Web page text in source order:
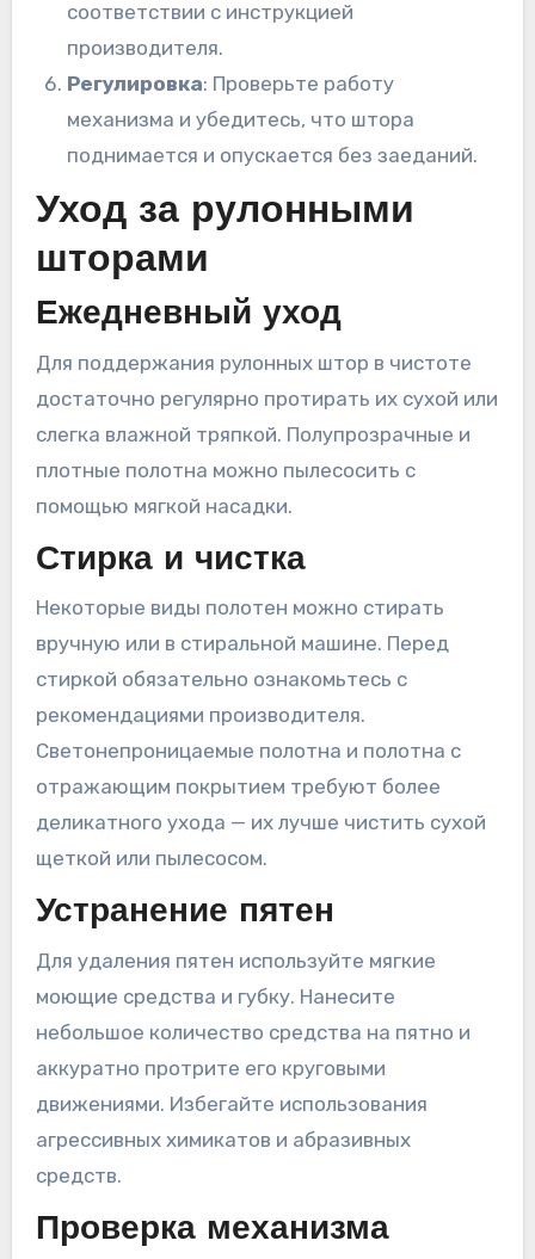
соответствии с инструкцией
производителя.
Регулировка: Проверьте работу
механизма и убедитесь, что штора
поднимается и опускается без заеданий.
Уход за рулонными
шторами
Ежедневный уход
Для поддержания рулонных штор в чистоте
достаточно регулярно протирать их сухой или
слегка влажной тряпкой. Полупрозрачные и
плотные полотна можно пылесосить с
помощью мягкой насадки.
Стирка и чистка
Некоторые виды полотен можно стирать
вручную или в стиральной машине. Перед
стиркой обязательно ознакомьтесь с
рекомендациями производителя.
Светонепроницаемые полотна и полотна с
отражающим покрытием требуют более
деликатного ухода — их лучше чистить сухой
щеткой или пылесосом.
Устранение пятен
Для удаления пятен используйте мягкие
моющие средства и губку. Нанесите
небольшое количество средства на пятно и
аккуратно протрите его круговыми
движениями. Избегайте использования
агрессивных химикатов и абразивных
средств.
Проверка механизма